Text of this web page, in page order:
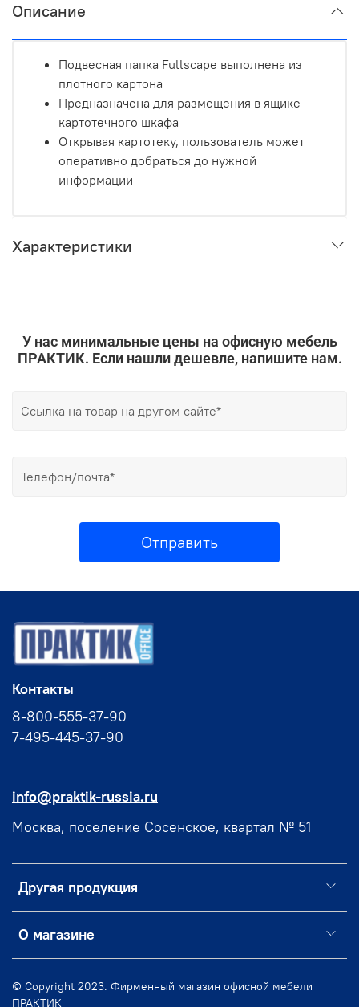
Описание
Подвесная папка Fullscape выполнена из
плотного картона
Предназначена для размещения в ящике
картотечного шкафа
Открывая картотеку, пользователь может
оперативно добраться до нужной
информации
Характеристики
У нас минимальные цены на офисную мебель
ПРАКТИК. Если нашли дешевле, напишите нам.
Отправить
Другая продукция
О магазине
Контакты
8-800-555-37-90
7-495-445-37-90
info@praktik-russia.ru
Москва, поселение Сосенское, квартал № 51
© Copyright 2023. Фирменный магазин офисной мебели
ПРАКТИК